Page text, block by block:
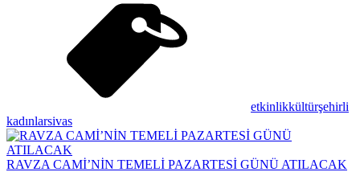
etkinlikkültürşehirli
kadınlarsivas
RAVZA CAMİ’NİN TEMELİ PAZARTESİ GÜNÜ ATILACAK